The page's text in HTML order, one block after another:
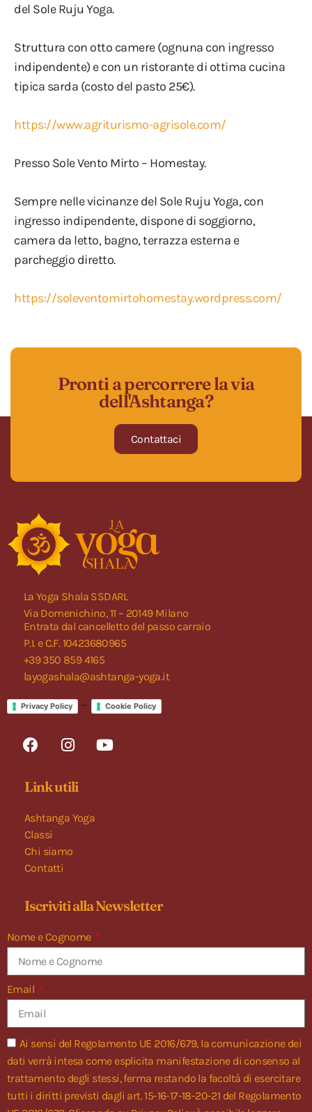
del Sole Ruju Yoga.
Struttura con otto camere (ognuna con ingresso
indipendente) e con un ristorante di ottima cucina
tipica sarda (costo del pasto 25€).
https://www.agriturismo-agrisole.com/
Presso Sole Vento Mirto – Homestay.
Sempre nelle vicinanze del Sole Ruju Yoga, con
ingresso indipendente, dispone di soggiorno,
camera da letto, bagno, terrazza esterna e
parcheggio diretto.
https://soleventomirtohomestay.wordpress.com/
Pronti a percorrere la via
dell'Ashtanga?
Contattaci
La Yoga Shala SSDARL
Via Domenichino, 11 – 20149 Milano
Entrata dal cancelletto del passo carraio
P.I. e C.F. 10423680965
+39 350 859 4165
layogashala@ashtanga-yoga.it
Privacy Policy – Cookie Policy
Link utili
Ashtanga Yoga
Classi
Chi siamo
Contatti
Iscriviti alla Newsletter
Nome e Cognome
Email
Ai sensi del Regolamento UE 2016/679, la comunicazione dei
dati verrà intesa come esplicita manifestazione di consenso al
trattamento degli stessi, ferma restando la facoltà di esercitare
tutti i diritti previsti dagli art. 15-16-17-18-20-21 del Regolamento